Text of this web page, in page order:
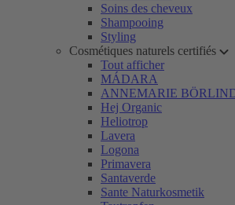
Soins des cheveux
Shampooing
Styling
Cosmétiques naturels certifiés
Tout afficher
MÁDARA
ANNEMARIE
Hej Organic
Heliotrop
Lavera
Logona
Primavera
Santaverde
Sante Naturkosmetik